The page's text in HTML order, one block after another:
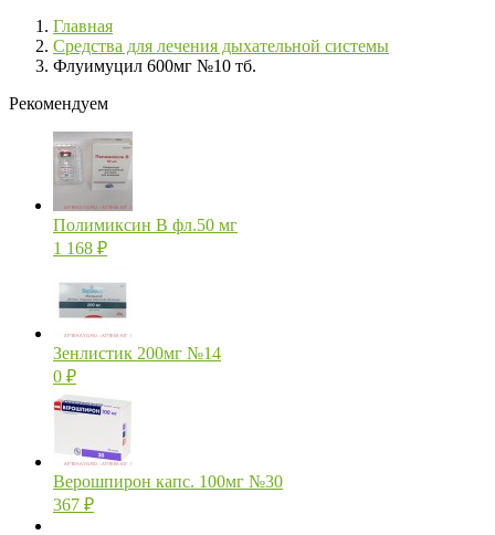
Главная
Средства для лечения дыхательной системы
Флуимуцил 600мг №10 тб.
Рекомендуем
Полимиксин В фл.50 мг
1 168 ₽
Зенлистик 200мг №14
0 ₽
Верошпирон капс. 100мг №30
367 ₽